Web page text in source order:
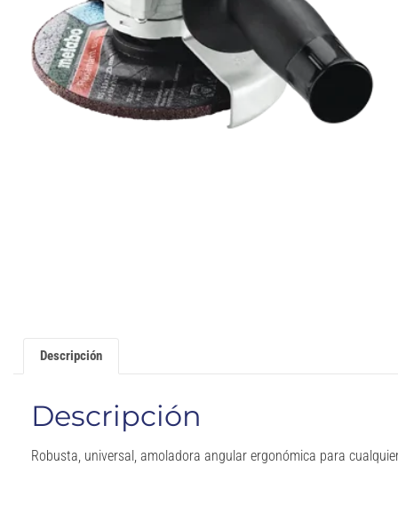
Descripción
Descripción
Robusta, universal, amoladora angular ergonómica para